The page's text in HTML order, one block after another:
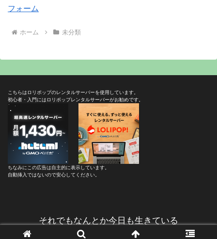
フォーム
ホーム 未分類
こちらはロリポップのレンタルサーバーを使用しています。
初心者・入門にはロリポップレンタルサーバーがお勧めです。
ちなみにこの広告は自主的に表示しています。
自動挿入ではないので安心してください。
それでもなんとか今日も生きている
© 2005 それでもなんとか今日も生きている.